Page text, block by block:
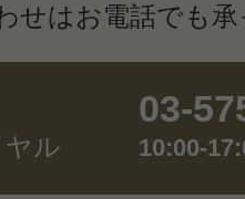
せはお電話でも
ル
03-
10:00-